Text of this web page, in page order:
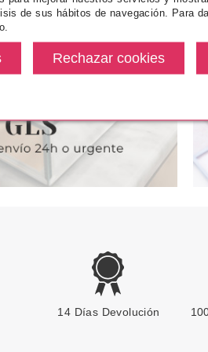
APLICADOR
2.40€
ESSENCE14 Días Devolución
de sus hábitos de navegación. Para